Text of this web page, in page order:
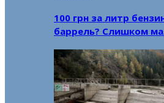
100 грн за литр
баррель? Слишком